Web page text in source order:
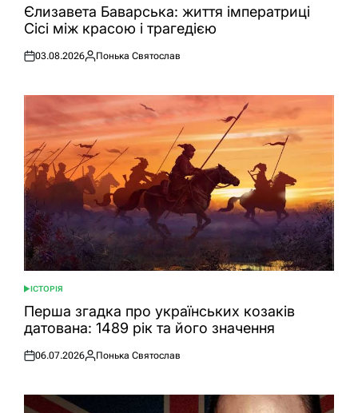
У
Єлизавета Баварська: життя імператриці
Сісі між красою і трагедією
Оприлюднено
03.08.2026
Опубліковано
Понька Святослав
ОПУБЛІКУВАТИ
У
ІСТОРІЯ
Перша згадка про українських козаків
датована: 1489 рік та його значення
Оприлюднено
06.07.2026
Опубліковано
Понька Святослав